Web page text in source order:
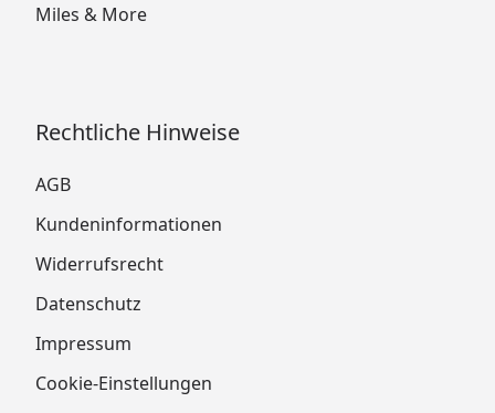
Miles & More
Rechtliche Hinweise
AGB
Kundeninformationen
Widerrufsrecht
Datenschutz
Impressum
Cookie-Einstellungen